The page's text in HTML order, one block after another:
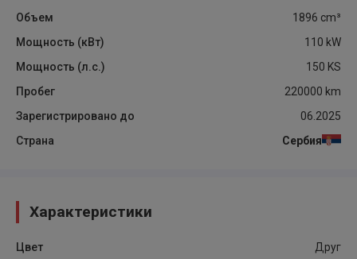
Объем
1896 cm³
Мощность (кВт)
110 kW
Мощность (л.с.)
150 KS
Пробег
220000 km
Зарегистрировано до
06.2025
Страна
Сербия
Характеристики
Цвет
Друг